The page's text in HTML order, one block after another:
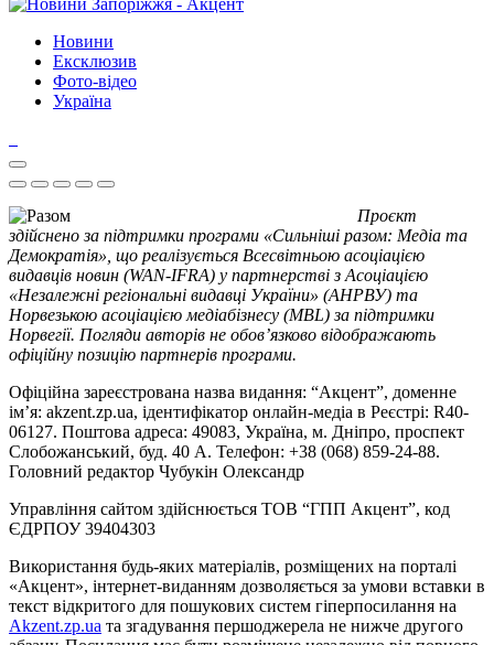
Новини
Ексклюзив
Фото-відео
Україна
Проєкт
здійснено за підтримки програми «Сильніші разом: Медіа та
Демократія», що реалізується Всесвітньою асоціацією
видавців новин (WAN-IFRA) у партнерстві з Асоціацією
«Незалежні регіональні видавці України» (АНРВУ) та
Норвезькою асоціацією медіабізнесу (MBL) за підтримки
Норвегії. Погляди авторів не обов’язково відображають
офіційну позицію партнерів програми.
Офіційна зареєстрована назва видання: “Акцент”, доменне
ім’я: akzent.zp.ua, ідентифікатор онлайн-медіа в Реєстрі: R40-
06127. Поштова адреса: 49083, Україна, м. Дніпро, проспект
Слобожанський, буд. 40 А. Телефон: +38 (068) 859-24-88.
Головний редактор Чубукін Олександр
Управління сайтом здійснюється ТОВ “ГПП Акцент”, код
ЄДРПОУ 39404303
Використання будь-яких матеріалів, розміщених на порталі
«Акцент», інтернет-виданням дозволяється за умови вставки в
текст відкритого для пошукових систем гіперпосилання на
Akzent.zp.ua та згадування першоджерела не нижче другого